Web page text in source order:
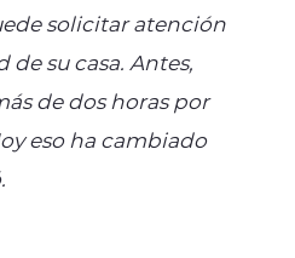
solicitar atención
su casa. Antes,
de dos horas por
eso ha cambiado